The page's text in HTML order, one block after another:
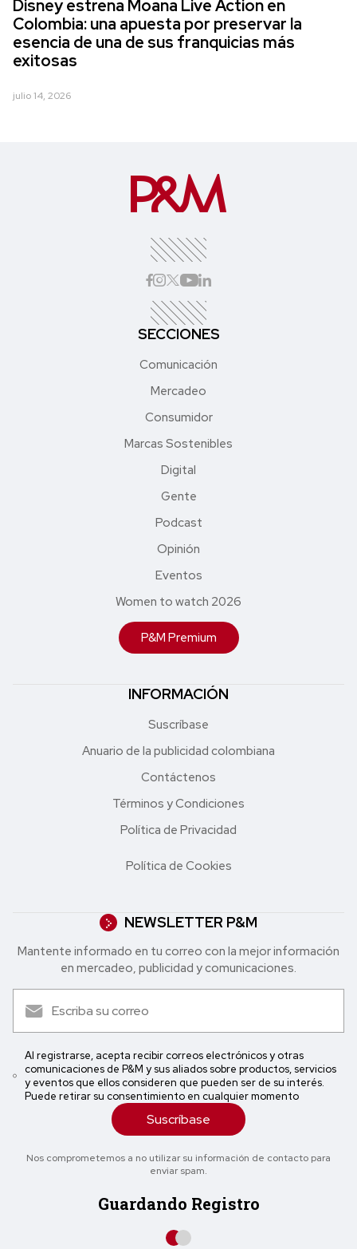
Disney estrena Moana Live Action en
Colombia: una apuesta por preservar la
esencia de una de sus franquicias más
exitosas
julio 14, 2026
SECCIONES
Comunicación
Mercadeo
Consumidor
Marcas Sostenibles
Digital
Gente
Podcast
Opinión
Eventos
Women to watch 2026
P&M Premium
INFORMACIÓN
Suscríbase
Anuario de la publicidad colombiana
Contáctenos
Términos y Condiciones
Política de Privacidad
Política de Cookies
NEWSLETTER P&M
Mantente informado en tu correo con la mejor in formación
en mercadeo, publicidad y comunicaciones.
Al registrarse, acepta recibir correos electrónicos y otras
comunicaciones de P&M y sus aliados sobre productos, servicios
y eventos que ellos consideren que pueden ser de su interés.
Puede retirar su consentimiento en cualquier momento
Suscríbase
Nos comprometemos a no utilizar su información de contacto para
enviar spam.
Guardando Registro